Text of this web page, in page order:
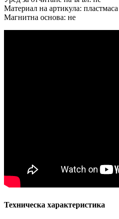
Материал на артикула: пластмаса
Магнитна основа: не
Техническа характеристика